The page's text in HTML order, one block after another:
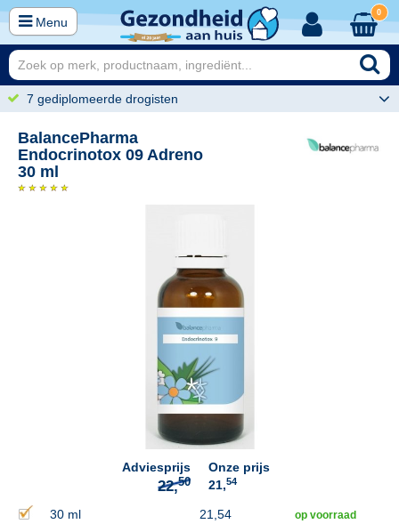
Menu
0
7 gediplomeerde drogisten
BalancePharma
Endocrinotox 09 Adreno
30 ml
Adviesprijs
50
Onze prijs
21,54
30 ml 21,54 op voorraad